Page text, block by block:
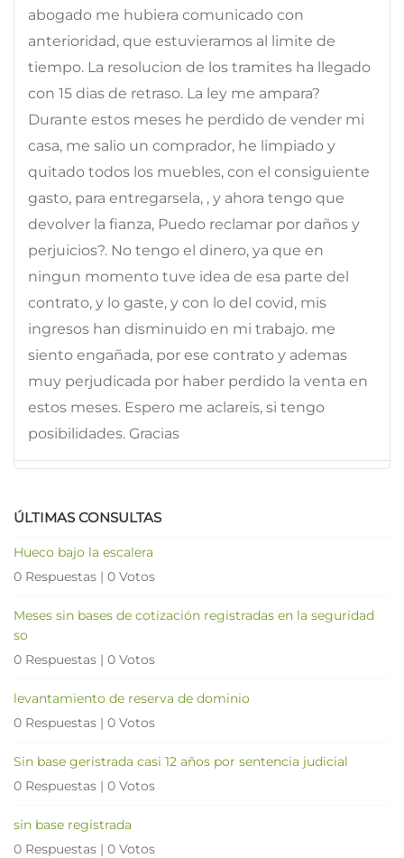
abogado me hubiera comunicado con
anterioridad, que estuvieramos al limite de
tiempo. La resolucion de los tramites ha llegado
con 15 dias de retraso. La ley me ampara?
Durante estos meses he perdido de vender mi
casa, me salio un comprador, he limpiado y
quitado todos los muebles, con el consiguiente
gasto, para entregarsela, , y ahora tengo que
devolver la fianza, Puedo reclamar por daños y
perjuicios?. No tengo el dinero, ya que en
ningun momento tuve idea de esa parte del
contrato, y lo gaste, y con lo del covid, mis
ingresos han disminuido en mi trabajo. me
siento engañada, por ese contrato y ademas
muy perjudicada por haber perdido la venta en
estos meses. Espero me aclareis, si tengo
posibilidades. Gracias
ÚLTIMAS CONSULTAS
Hueco bajo la escalera
0 Respuestas | 0 Votos
Meses sin bases de cotización registradas en la seguridad
so
0 Respuestas | 0 Votos
levantamiento de reserva de dominio
0 Respuestas | 0 Votos
Sin base geristrada casi 12 años por sentencia judicial
0 Respuestas | 0 Votos
sin base registrada
0 Respuestas | 0 Votos